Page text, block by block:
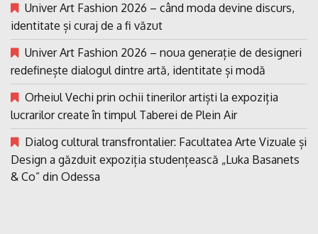
Univer Art Fashion 2026 – când moda devine discurs,
identitate și curaj de a fi văzut
Univer Art Fashion 2026 – noua generație de designeri
redefinește dialogul dintre artă, identitate și modă
Orheiul Vechi prin ochii tinerilor artiști la expoziția
lucrarilor create în timpul Taberei de Plein Air
Dialog cultural transfrontalier: Facultatea Arte Vizuale și
Design a găzduit expoziția studențească „Luka Basanets
& Co” din Odessa